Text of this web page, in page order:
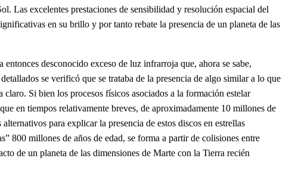
Las excelentes prestaciones de sensibilidad y resolución espacial del
en su brillo y por tanto rebate la presencia de un planeta de las
desconocido exceso de luz infrarroja que, ahora se sabe,
se verificó que se trataba de la presencia de algo similar a lo que
Si bien los procesos físicos asociados a la formación estelar
en tiempos relativamente breves, de aproximadamente 10 millones de
para explicar la presencia de estos discos en estrellas
800 millones de años de edad, se forma a partir de colisiones entre
de un planeta de las dimensiones de Marte con la Tierra recién